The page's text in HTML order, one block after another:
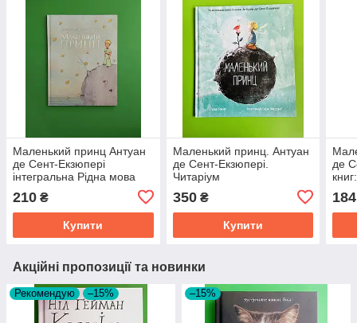
Маленький принц Антуан
де Сент-Екзюпері
інтегральна Рідна мова
210 ₴
Купити
Маленький принц. Антуан
де Сент-Екзюпері.
Читаріум
350₴
Купити
де
184
Акційні пропозиції та новинки
Рекомендую –15% –15%